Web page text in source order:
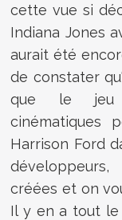
cette vue si
Indiana Jones
aurait été
de constater
que le jeu
cinématiques
Harrison Ford
créées et on
Il y en a tout le